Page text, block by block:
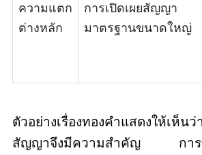
ความแตก
ต่างหลัก
การเปิดเผยสัญญา
มาตรฐานขนาดใหญ่
ตัวอย่างเรื่องทองคำแสดงให้เห็น
สัญญาจึงมีความสำคัญ การซื้